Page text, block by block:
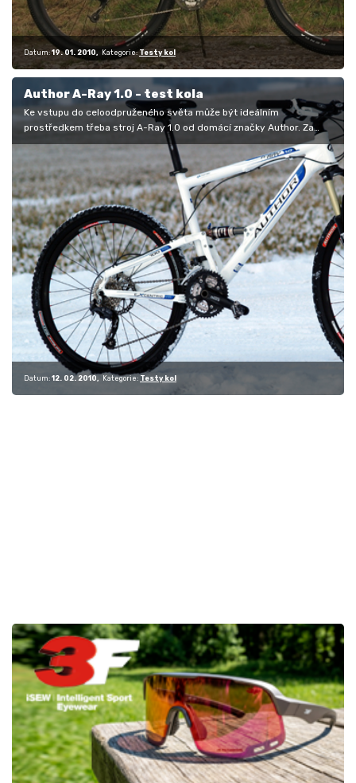
Datum: 19. 01. 2010 Kategorie: Testy kol
Author A-Ray 1.0 - test kola
Ke vstupu do celoodpruženého světa může být ideálním
prostředkem třeba stroj A-Ray 1.0 od domácí značky Author. Za
akční cenu pouhých 28…
Datum: 12. 02. 2010 Kategorie: Testy kol